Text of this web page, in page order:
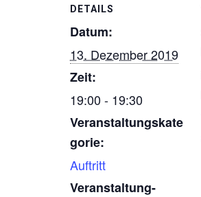
DETAILS
Datum:
13. Dezember 2019
Zeit:
19:00 - 19:30
Veranstaltungskate
gorie:
Auftritt
Veranstaltung-